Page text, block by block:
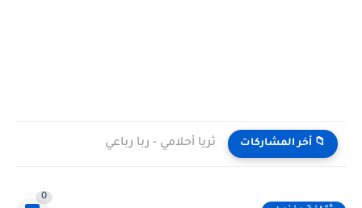
📁 أخر المشاركات ثريا أحلامي - ربا رباعي
0